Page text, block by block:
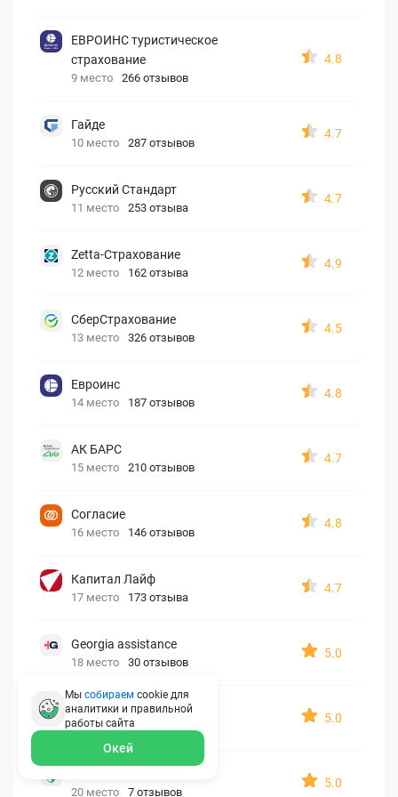
ЕВРОИНС туристическое
страхование
9 место 266 отзывов
4.8
Гайде
10 место 287 отзывов
4.7
Русский Стандарт
11 место 253 отзыва
4.7
Zetta-Страхование
12 место 162 отзыва
4.9
СберСтрахование
13 место 326 отзывов
4.5
Евроинс
14 место 187 отзывов
4.8
АК БАРС
15 место 210 отзывов
4.7
Согласие
16 место 146 отзывов
4.8
Капитал Лайф
17 место 173 отзыва
4.7
Georgia assistance
18 место 30 отзывов
5.0
Д2 Страхование
19 место 10 отзывов
5.0
20 место 7 отзывов
5.0
Мы собираем cookie для
аналитики и правильной
работы сайта
Окей